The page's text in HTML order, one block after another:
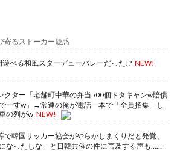
寄るストーカー疑惑
遊べる和風スターデューバレーだった!? NEW!
クター「老舗町中華の弁当500個ドタキャンw賠償
ーすw」→常連の俺が電話一本で「全員招集」し
の列がw NEW!
で韓国サッカー協会がやらかしまくりだと発覚、
なったしな」と日韓共催の件に言及する声も……